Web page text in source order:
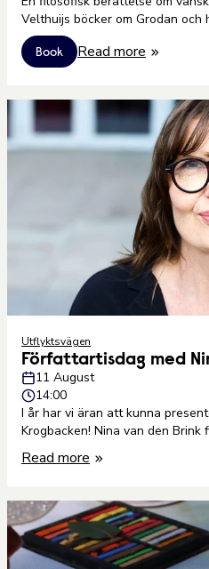
Velthuijs böcker om Grodan och
Book Read more
Utflyktsvägen
Författartisdag med
11 August
14:00
I år har vi äran att kunna
Krogbacken! Nina van den Brink
Read more